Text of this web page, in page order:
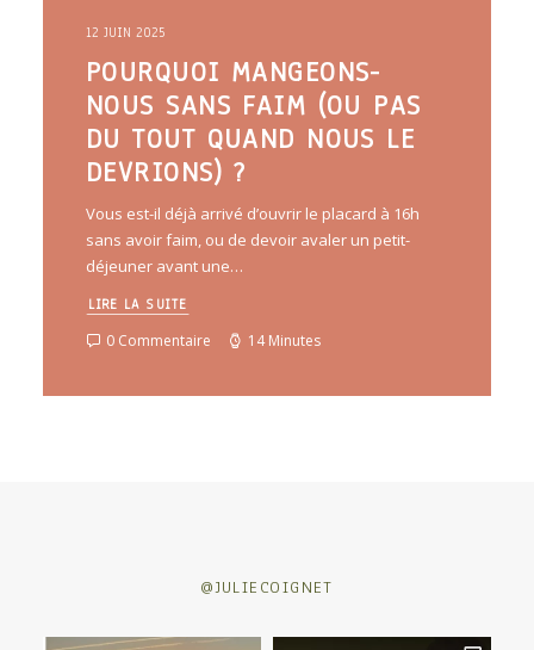
12 JUIN 2025
POURQUOI MANGEONS-
NOUS SANS FAIM (OU PAS
DU TOUT QUAND NOUS LE
DEVRIONS) ?
Vous est-il déjà arrivé d’ouvrir le placard à 16h
sans avoir faim, ou de devoir avaler un petit-
déjeuner avant une…
LIRE LA SUITE
0 Commentaire 14 Minutes
@JULIECOIGNET